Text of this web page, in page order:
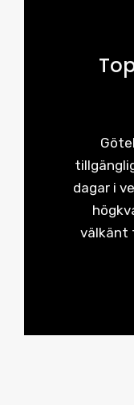
dagar i
välkänt